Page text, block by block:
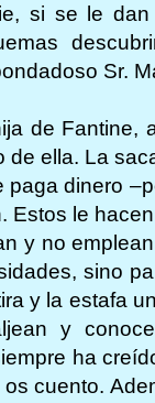
si se le
Sr.
de Fantine,
de ella. La
paga dinero
Estos le
y no
sino
y la estafa
y
ha
cuento.